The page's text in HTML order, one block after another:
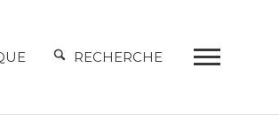
RECHERCHE